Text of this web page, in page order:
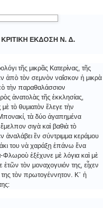
ΕΚΔΟΣΗ Ν. Δ.
τῆς μικρᾶς Κατερίνας, τῆς
ἀπὸ τὸν σεμνὸν ναΐσκον ἡ μικρὰ
τὴν παραθαλάσσιον
ἀνατολὰς τῆς ἐκκλησίας,
τὸ θυμιατὸν ἔλεγε τὴν
Μπονακί, τὰ δύο ἀγαπημένα
σιγὰ καὶ βαθιὰ τὸ
ἓν σύντριμμα κεράμου
του νὰ χαράξῃ ἐπάνω ἕνα
Φλωροὺ ἐξέχυνε μὲ λόγια καὶ μὲ
τὸν μοναχογυιόν της, εἶχεν
τὸν πρωτογέννητον. Κ᾿ ἡ